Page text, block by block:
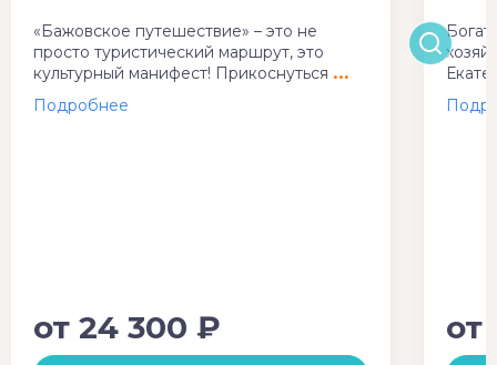
«Бажовское путешествие» – это не
просто туристический маршрут, это
культурный манифест! Прикоснуться
от 24 300 ₽ от